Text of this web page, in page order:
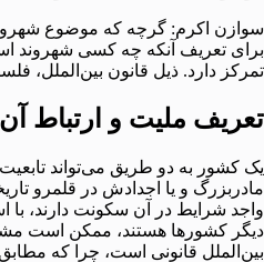
سوازن اکرم: گرچه که موضوع
برای تعریف آنکه چه کسی شهروند
تمرکز دارد. ذیل قانون بین‌الملل،
تعریف ملیت و ارتباط
یک کشور به دو طریق می‌تواند
مادربزرگ و یا اجدادش در قلمرو
واجد شرایط در آن سکونت دارند، با
دیگر کشورها هستند، ممکن است
بین‌الملل قانونی است، چرا که